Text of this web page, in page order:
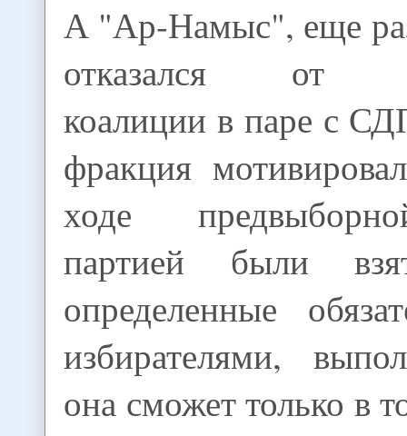
А "Ар-Намыс", еще
отказался от
коалиции в паре с
фракция
ходе
партией были
определенные
избирателями,
она сможет только в